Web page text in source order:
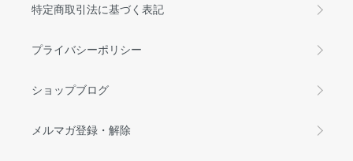
特定商取引法に基づく表記
プライバシーポリシー
ショップブログ
メルマガ登録・解除